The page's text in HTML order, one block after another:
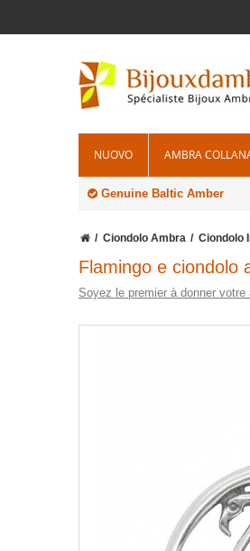
NUOVO AMBRA
Genuine Baltic Amber
Ciondolo Ambra Ciondolo
Flamingo e ciondolo
Soyez le premier à donner votre